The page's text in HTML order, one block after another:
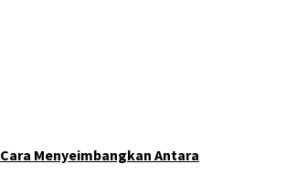
Cara Menyeimbangkan Antara